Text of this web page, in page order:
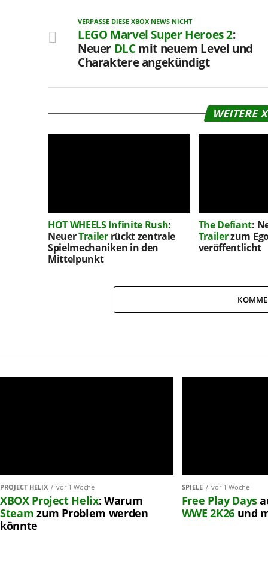
VERPASSE DIESE XBOX NEWS NICHT
LEGO Marvel Super Heroes 2:
Neuer DLCmit neuem Level und
Charaktere angekündigt
WEITERE
HOT WHEELS Infinite Rush:
NeuerTrailerrückt zentrale
Spielmechaniken in den
Mittelpunkt
The Defiant:
Trailerzum
veröffentlicht
PROJECT HELIX vor 1 Woche
XBOX Project Helix: Warum
Steam zum Problem werden
könnte
SPIELE vor 1 Woche
Free Play Days
WWE 2K26und